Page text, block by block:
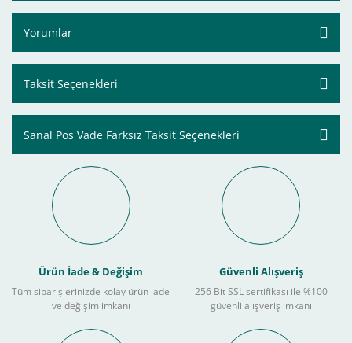
Yorumlar
Taksit Seçenekleri
Sanal Pos Vade Farksız Taksit Seçenekleri
Ürün İade & Değişim
Tüm siparişlerinizde kolay ürün iade
ve değişim imkanı
Güvenli Alışveriş
256 Bit SSL sertifikası ile %100
güvenli alışveriş imkanı